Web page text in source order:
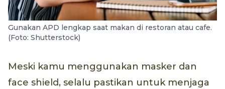
Gunakan APD lengkap saat makan di restoran atau cafe.
(Foto: Shutterstock)
Meski kamu menggunakan masker dan
face shield, selalu pastikan untuk menjaga